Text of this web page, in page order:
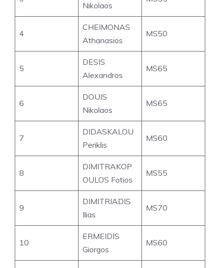
Nikolaos
4
CHEIMONAS
Athanasios
MS50
5
DESIS
Alexandros
MS65
6
DOUIS
Nikolaos
MS65
7
DIDASKALOU
Periklis
MS60
8
DIMITRAKOP
OULOS Fotios
MS55
9
DIMITRIADIS
Ilias
MS70
10
ERMEIDIS
Giorgos
MS60